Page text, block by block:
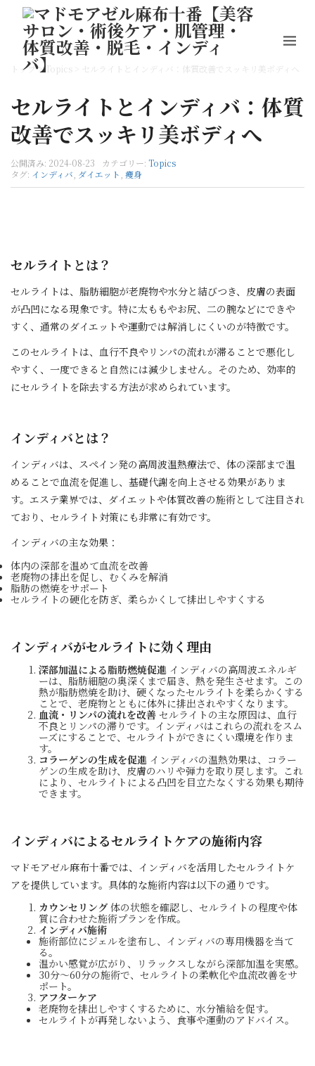
トップ>Topics セルライトとインディバ：体質改善でスッキリ美ボディへ
セルライトとインディバ：体質
改善でスッキリ美ボディへ
公開済み: 2024-08-23 カテゴリー: Topics
タグ: インディバ ダイエット 痩身
セルライトとは？
セルライトは、脂肪細胞が老廃物や水分と結びつき、皮膚の表面
が凸凹になる現象です。特に太ももやお尻、二の腕などにできや
すく、通常のダイエットや運動では解消しにくいのが特徴です。
このセルライトは、血行不良やリンパの流れが滞ることで悪化し
やすく、一度できると自然には減少しません。そのため、効率的
にセルライトを除去する方法が求められています。
インディバとは？
インディバは、スペイン発の高周波温熱療法で、体の深部まで温
めることで血流を促進し、基礎代謝を向上させる効果がありま
す。エステ業界では、ダイエットや体質改善の施術として注目され
ており、セルライト対策にも非常に有効です。
インディバの主な効果：
体内の深部を温めて血流を改善
老廃物の排出を促し、むくみを解消
脂肪の燃焼をサポート
セルライトの硬化を防ぎ、柔らかくして排出しやすくする
インディバがセルライトに効く理由
深部加温による脂肪燃焼促進 インディバの高周波エネルギ
ーは、脂肪細胞の奥深くまで届き、熱を発生させます。この
熱が脂肪燃焼を助け、硬くなったセルライトを柔らかくする
ことで、老廃物とともに体外に排出されやすくなります。
血流・リンパの流れを改善 セルライトの主な原因は、血行
不良とリンパの滞りです。インディバはこれらの流れをスム
ーズにすることで、セルライトができにくい環境を作りま
す。
コラーゲンの生成を促進 インディバの温熱効果は、コラー
ゲンの生成を助け、皮膚のハリや弾力を取り戻します。これ
により、セルライトによる凸凹を目立たなくする効果も期待
できます。
インディバによるセルライトケアの施術内容
マドモアゼル麻布十番では、インディバを活用したセルライトケ
アを提供しています。具体的な施術内容は以下の通りです。
カウンセリング 体の状態を確認し、セルライトの程度や体
質に合わせた施術プランを作成。
インディバ施術
施術部位にジェルを塗布し、インディバの専用機器を当て
る。
温かい感覚が広がり、リラックスしながら深部加温を実感。
30分～60分の施術で、セルライトの柔軟化や血流改善をサ
ポート。
アフターケア
老廃物を排出しやすくするために、水分補給を促す。
セルライトが再発しないよう、食事や運動のアドバイス。